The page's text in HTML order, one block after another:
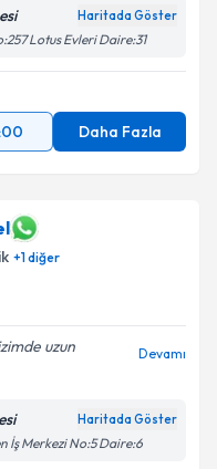
Haritada Göster
Lotus Evleri Daire:31
Daha Fazla
+1diğer
uzun
Devamı
Haritada Göster
İş Merkezi No:5 Daire:6